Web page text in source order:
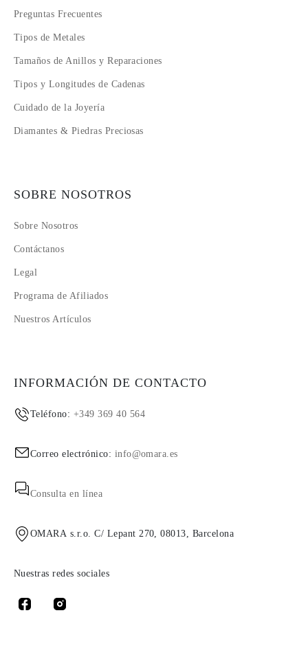
Preguntas Frecuentes
Tipos de Metales
Tamaños de Anillos y Reparaciones
Tipos y Longitudes de Cadenas
Cuidado de la Joyería
Diamantes & Piedras Preciosas
SOBRE NOSOTROS
Sobre Nosotros
Contáctanos
Legal
Programa de Afiliados
Nuestros Artículos
INFORMACIÓN DE CONTACTO
Teléfono: +349 369 40 564
Correo electrónico: info@omara.es
Consulta en línea
OMARA s.r.o. C/ Lepant 270, 08013, Barcelona
Nuestras redes sociales